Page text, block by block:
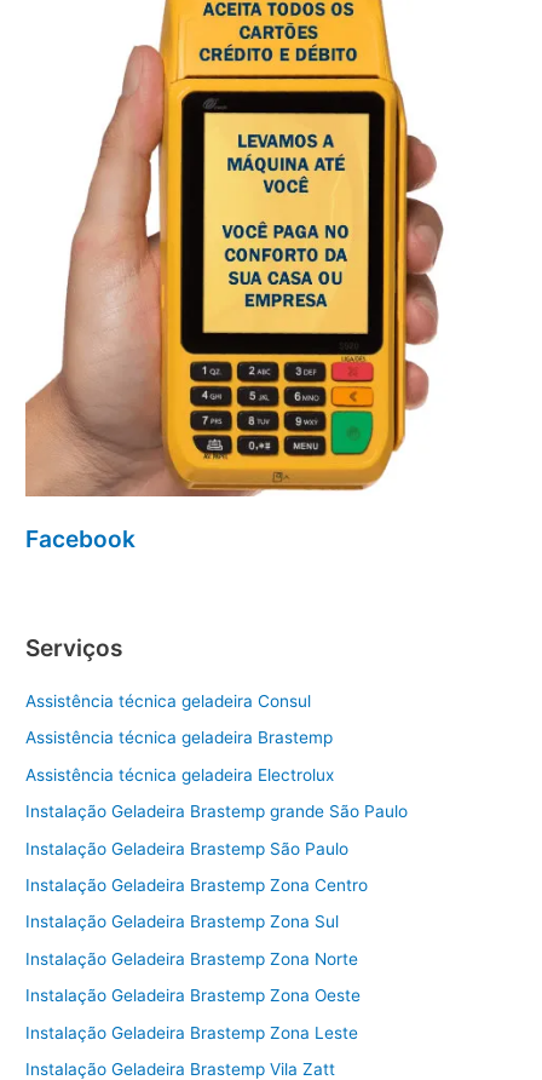
Facebook
Serviços
Assistência técnica geladeira Consul
Assistência técnica geladeira Brastemp
Assistência técnica geladeira Electrolux
Instalação Geladeira Brastemp grande São Paulo
Instalação Geladeira Brastemp São Paulo
Instalação Geladeira Brastemp Zona Centro
Instalação Geladeira Brastemp Zona Sul
Instalação Geladeira Brastemp Zona Norte
Instalação Geladeira Brastemp Zona Oeste
Instalação Geladeira Brastemp Zona Leste
Instalação Geladeira Brastemp Vila Zatt